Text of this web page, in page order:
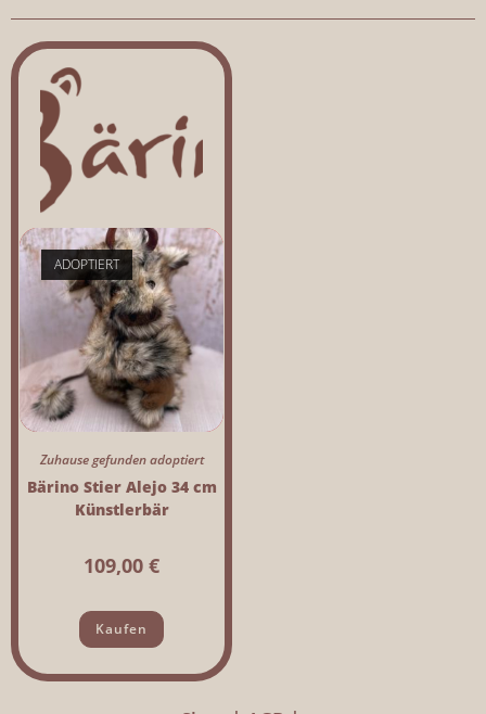
ADOPTIERT
Zuhause gefunden adoptiert
Bärino Stier Alejo 34 cm
Künstlerbär
109,00 €
Kaufen